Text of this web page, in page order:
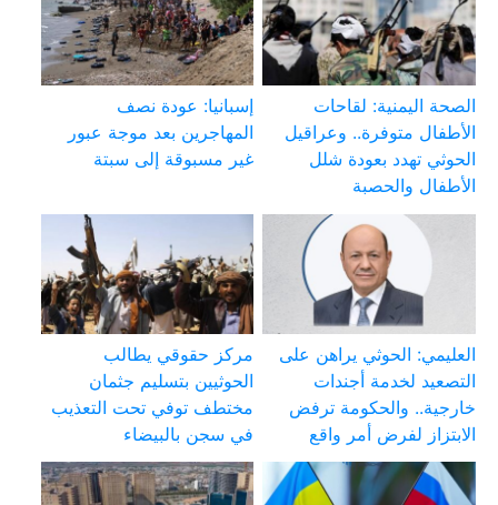
الصحة اليمنية: لقاحات
الأطفال متوفرة.. وعراقيل
الحوثي تهدد بعودة شلل
الأطفال والحصبة
إسبانيا: عودة نصف
المهاجرين بعد موجة عبور
غير مسبوقة إلى سبتة
العليمي: الحوثي يراهن على
التصعيد لخدمة أجندات
خارجية.. والحكومة ترفض
الابتزاز لفرض أمر واقع
مركز حقوقي يطالب
الحوثيين بتسليم جثمان
مختطف توفي تحت التعذيب
في سجن بالبيضاء